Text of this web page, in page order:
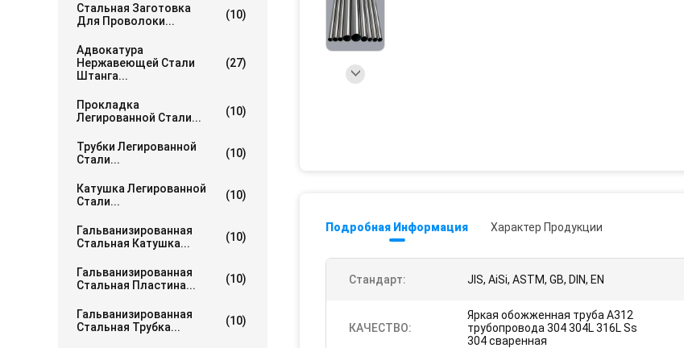
Стальная Заготовка
Для Проволоки...
(10)
Адвокатура
Нержавеющей Стали
Штанга...
(27)
Прокладка
Легированной Стали...
(10)
Трубки Легированной
Стали...
(10)
Катушка Легированной
Стали...
(10)
Гальванизированная
Стальная Катушка...
(10)
Гальванизированная
Стальная Пластина...
(10)
Гальванизированная
Стальная Трубка...
(10)
Подробная Информация Характер Продукции
Стандарт: JIS, AiSi, ASTM, GB, DIN, EN
КАЧЕСТВО:
Яркая обожженная труба A312
трубопровода 304 304L 316L Ss
304 сваренная